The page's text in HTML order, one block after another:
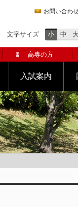
お問い合わ
文字サイズ 小 中
高専の方
入試案内